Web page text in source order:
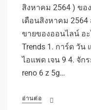
สิงหาคม 2564 ) ขอ
เดือนสิงหาคม
ขายของออนไลน์ อ
Trends 1. การ์ด วัน
ไอแพด เจน 9 4. จัก
reno 6 z 5g…
อ่านต่อ